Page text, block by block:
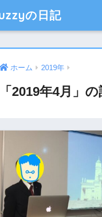
の日記
ホーム 2019年
「2019年4月」